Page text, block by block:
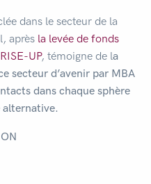
dans le secteur de la
après la levée de fonds
UP, témoigne de la
secteur d’avenir par MBA
dans chaque sphère
alternative.